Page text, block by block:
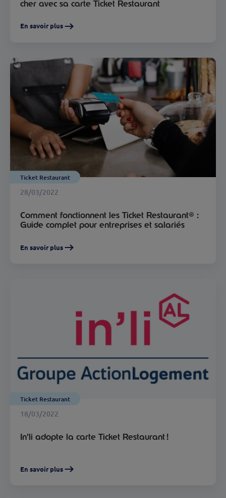
cher avec sa carte Ticket Restaurant
En savoir plus
Ticket Restaurant
28/03/2022
Comment fonctionnent les Ticket Restaurant® :
Guide complet pour entreprises et salariés
En savoir plus
Ticket Restaurant
18/03/2022
In’li adopte la carte Ticket Restaurant !
En savoir plus